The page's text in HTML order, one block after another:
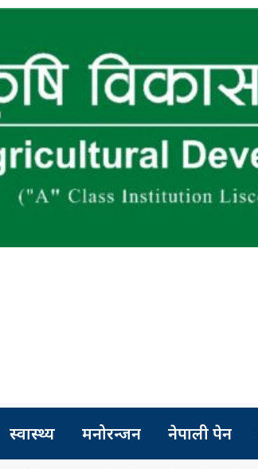
स्वास्थ्य मनोरन्जन नेपाली पेन